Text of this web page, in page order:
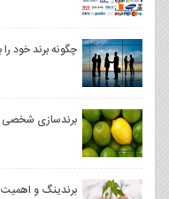
چگونه برند خود
برندسازی شخصی
برندینگ و اهمیت